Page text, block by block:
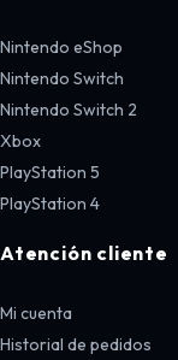
Nintendo eShop
Nintendo Switch
Nintendo Switch 2
Xbox
PlayStation 5
PlayStation 4
Atención cliente
Mi cuenta
Historial de pedidos